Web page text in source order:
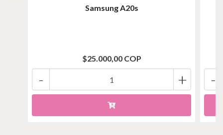
Samsung A20s
$25.000,00 COP
+
- -